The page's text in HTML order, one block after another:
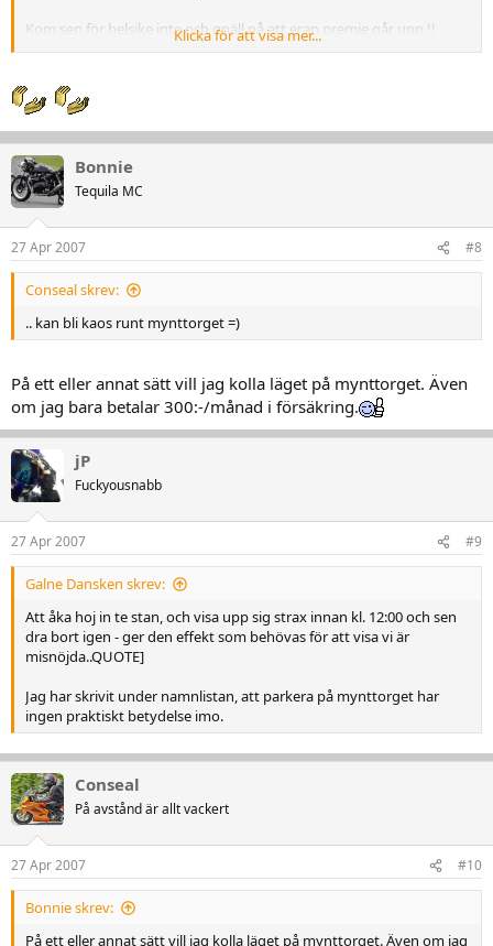
Kom sen för helsike inte och gnäll på att eran premie går upp !!
//I. Rriterad
Klicka för att visa mer...
Bonnie
Tequila MC
27 Apr 2007 #8
Conseal skrev:
.. kan bli kaos runt mynttorget =)
På ett eller annat sätt vill jag kolla läget på mynttorget. Även
om jag bara betalar 300:-/månad i försäkring.
jP
Fuckyousnabb
27 Apr 2007 #9
Galne Dansken skrev:
Att åka hoj in te stan, och visa upp sig strax innan kl. 12:00 och sen
dra bort igen - ger den effekt som behövas för att visa vi är
misnöjda..QUOTE]
Jag har skrivit under namnlistan, att parkera på mynttorget har
ingen praktiskt betydelse imo.
Conseal
På avstånd är allt vackert
27 Apr 2007 #10
Bonnie skrev:
På ett eller annat sätt vill jag kolla läget på mynttorget. Även om jag